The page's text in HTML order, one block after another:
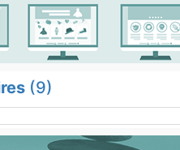
(9)